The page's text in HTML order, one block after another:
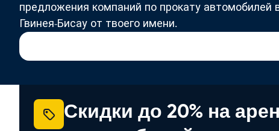
предложения компаний по прокату автомобилей
Гвинея-Бисау от твоего имени.
Скидки до 20% на